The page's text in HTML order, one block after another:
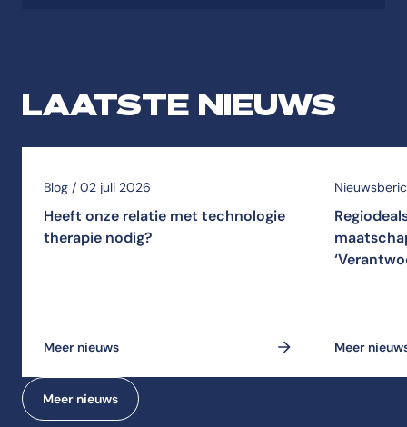
LAATSTE NIEUWS
Blog / 02 juli 2026
Heeft onze relatie met technologie
therapie nodig?
Meer nieuws Meer
Meer nieuws